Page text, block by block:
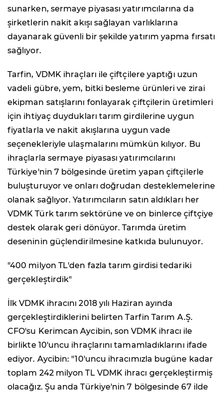
sunarken, sermaye piyasası yatırımcılarına da
şirketlerin nakit akışı sağlayan varlıklarına
dayanarak güvenli bir şekilde yatırım yapma fırsatı
sağlıyor.
Tarfin, VDMK ihraçları ile çiftçilere yaptığı uzun
vadeli gübre, yem, bitki besleme ürünleri ve zirai
ekipman satışlarını fonlayarak çiftçilerin üretimleri
için ihtiyaç duydukları tarım girdilerine uygun
fiyatlarla ve nakit akışlarına uygun vade
seçenekleriyle ulaşmalarını mümkün kılıyor. Bu
ihraçlarla sermaye piyasası yatırımcılarını
Türkiye'nin 7 bölgesinde üretim yapan çiftçilerle
buluşturuyor ve onları doğrudan desteklemelerine
olanak sağlıyor. Yatırımcıların satın aldıkları her
VDMK Türk tarım sektörüne ve on binlerce çiftçiye
destek olarak geri dönüyor. Tarımda üretim
deseninin güçlendirilmesine katkıda bulunuyor.
"400 milyon TL'den fazla tarım girdisi tedariki
gerçekleştirdik"
İlk VDMK ihracını 2018 yılı Haziran ayında
gerçekleştirdiklerini belirten Tarfin Tarım A.Ş.
CFO'su Kerimcan Aycibin, son VDMK ihracı ile
birlikte 10'uncu ihraçlarını tamamladıklarını ifade
ediyor. Aycibin: "10'uncu ihracımızla bugüne kadar
toplam 242 milyon TL VDMK ihracı gerçekleştirmiş
olacağız. Şu anda Türkiye'nin 7 bölgesinde 67 ilde